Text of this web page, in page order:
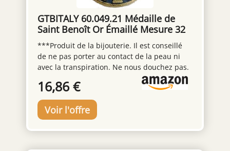
GTBITALY 60.049.21 Médaille de
Saint Benoît Or Émaillé Mesure 32
mm avec Anneau prêtre Exorcisme
Soeur Église sacrificatrice Sainte
***Produit de la bijouterie. Il est conseillé
de ne pas porter au contact de la peau ni
avec la transpiration. Ne nous douchez pas.
*** Médaille émaillée à la main
artisanalement Avec détails 100 % fabriqués
en Italie
16,86 €